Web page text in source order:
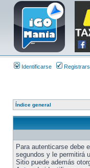
Identificarse
Índice general
Para autenticarse debe
segundos y le permitirá
Sitio puede además